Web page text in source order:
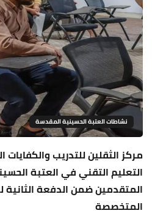
نشاطات العتبة الحسينية المقدسة
مركز الثقلين للتدريب والكفايات
التعليم التقني في العتبة
المتقدمين ضمن الدفعة الثانية
المتخصصة